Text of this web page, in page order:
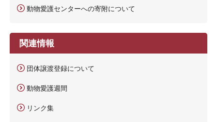
動物愛護センターへの寄附について
関連情報
団体譲渡登録について
動物愛護週間
リンク集